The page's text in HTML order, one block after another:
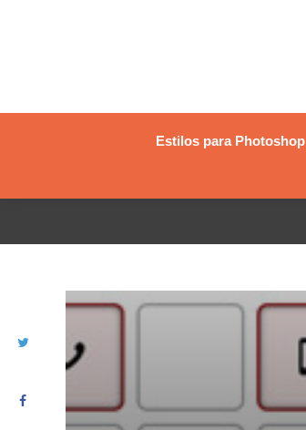
Estilos para Photoshop